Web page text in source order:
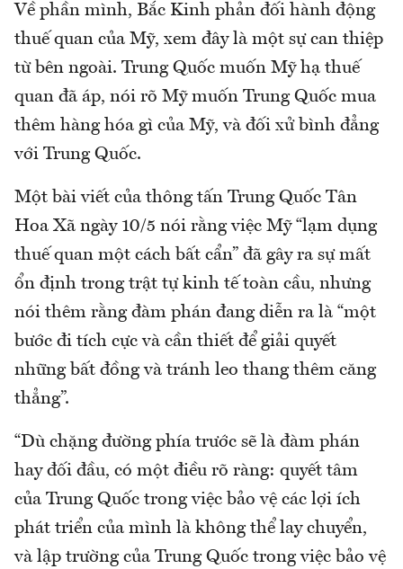
Về phần mình, Bắc Kinh phản đối hành động
thuế quan của Mỹ, xem đây là một sự can thiệp
từ bên ngoài. Trung Quốc muốn Mỹ hạ thuế
quan đã áp, nói rõ Mỹ muốn Trung Quốc mua
thêm hàng hóa gì của Mỹ, và đối xử bình đẳng
với Trung Quốc.
Một bài viết của thông tấn Trung Quốc Tân
Hoa Xã ngày 10/5 nói rằng việc Mỹ “lạm dụng
thuế quan một cách bất cẩn” đã gây ra sự mất
ổn định trong trật tự kinh tế toàn cầu, nhưng
nói thêm rằng đàm phán đang diễn ra là “một
bước đi tích cực và cần thiết để giải quyết
những bất đồng và tránh leo thang thêm căng
thẳng”.
“Dù chặng đường phía trước sẽ là đàm phán
hay đối đầu, có một điều rõ ràng: quyết tâm
của Trung Quốc trong việc bảo vệ các lợi ích
phát triển của mình là không thể lay chuyển,
và lập trường của Trung Quốc trong việc bảo vệ